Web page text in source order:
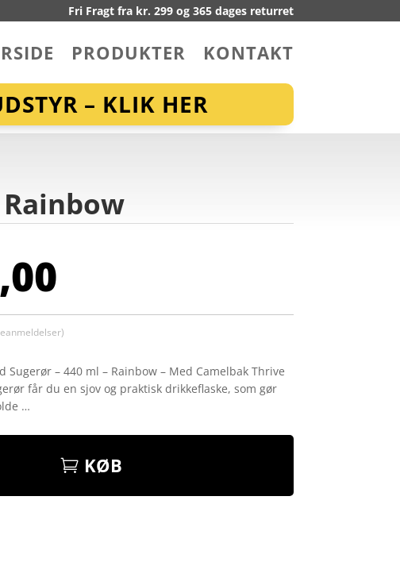
Fri Fragt fra kr. 299 og 365 dages returret
PRODUKTER KONTAKT
– KLIK HER
Sugerør – 440 ml – Rainbow – Med Camelbak Thrive
får du en sjov og praktisk drikkeflaske, som gør
…
KØB